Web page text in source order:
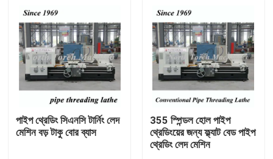
বাড়ি
পণ্য
আমাদের সম্পর্কে
কারখানা ভ্রমণ
পাইপ থ্রেডিং সিএনসি টার্নিং লেদ
মেশিন বড় টাকু বোর ব্যাস
355 স্পিন্ডল হোল পাইপ
থ্রেডিংয়ের জন্য ফ্ল্যাট বেড পাইপ
থ্রেডিং লেদ মেশিন